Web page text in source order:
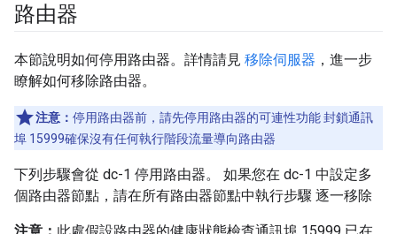
路由器
本節說明如何停用路由器。詳情請見 移除伺服器 ，進一步
瞭解如何移除路由器。
注意： 停用路由器前，請先停用路由器的可連性功能 封鎖通訊
埠 15999確保沒有任何執行階段流量導向路由器
下列步驟會從 dc-1 停用路由器。 如果您在 dc-1 中設定多
個路由器節點，請在所有路由器節點中執行步驟 逐一移除